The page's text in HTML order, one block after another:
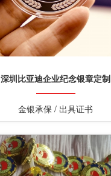
深圳比亚迪企业纪念银章定制
金银承保 / 出具证书